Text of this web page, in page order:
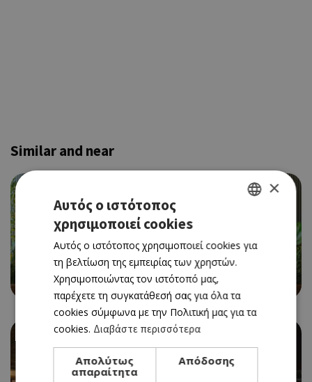
Similar and near
CAFE RESTAURANT
BEAN BAR 360
ENGLISH
×
Αυτός ο ιστότοπος
χρησιμοποιεί cookies
Αυτός ο ιστότοπος χρησιμοποιεί cookies για
τη βελτίωση της εμπειρίας των χρηστών.
Χρησιμοποιώντας τον ιστότοπό μας,
παρέχετε τη συγκατάθεσή σας για όλα τα
cookies σύμφωνα με την Πολιτική μας για τα
cookies. Διαβάστε περισσότερα
Απολύτως
απαραίτητα
Απόδοσης